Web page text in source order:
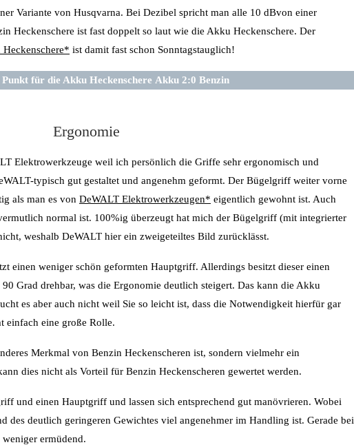
Variante von Husqvarna. Bei Dezibel spricht man alle 10 dBvon einer
Heckenschere ist fast doppelt so laut wie die Akku Heckenschere. Der
ist damit fast schon Sonntagstauglich!
für die Akku Heckenschere Akku 2:0 Benzin
Ergonomie
Elektrowerkzeuge weil ich persönlich die Griffe sehr ergonomisch und
typisch gut gestaltet und angenehm geformt. Der Bügelgriff weiter vorne
als man es von DeWALT Elektrowerkzeugen* eigentlich gewohnt ist. Auch
normal ist. 100%ig überzeugt hat mich der Bügelgriff (mit integrierter
weshalb DeWALT hier ein zweigeteiltes Bild zurücklässt.
einen weniger schön geformten Hauptgriff. Allerdings besitzt dieser einen
Grad drehbar, was die Ergonomie deutlich steigert. Das kann die Akku
es aber auch nicht weil Sie so leicht ist, dass die Notwendigkeit hierfür gar
einfach eine große Rolle.
Merkmal von Benzin Heckenscheren ist, sondern vielmehr ein
dies nicht als Vorteil für Benzin Heckenscheren gewertet werden.
und einen Hauptgriff und lassen sich entsprechend gut manövrieren. Wobei
des deutlich geringeren Gewichtes viel angenehmer im Handling ist. Gerade bei
ermüdend.